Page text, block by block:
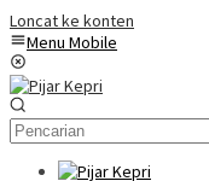
Loncat ke konten
Menu Mobile